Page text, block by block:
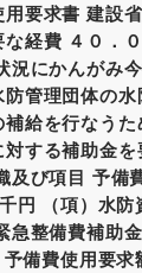
要求書 建設
な経費 ４０．
況にかんがみ
管理団体の水
給を行なう
する補助金を
及び項目 予備
円 （項）水防
急整備費補助
備費使用要求